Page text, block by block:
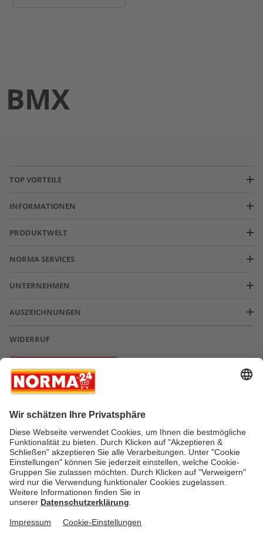
BMX
TOP VORTEILE
INFORMATIONEN
PRODUKTWELT
NORMA SERVICES
UNTERNEHMEN
AUSZEICHNUNGEN
WIDERRUF
Vertrag widerrufen
* Greifen Sie schnell zu! Alle angegebenen Preise in Euro und inklusive der
gesetzlichen Mehrwertsteuer. Irrtümer durch Schreib-, Programmier- und
AGB
Verantwortung / CSR Newsletter